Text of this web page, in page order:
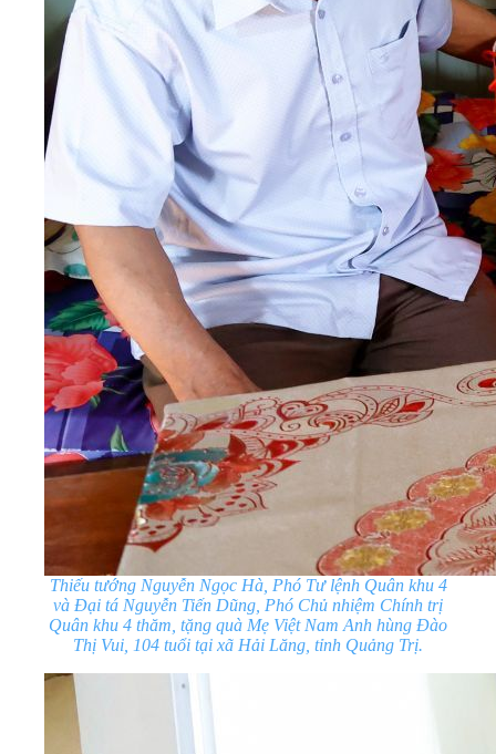
Thiếutướng Nguyễn Ngọc Hà, Phó Tư lệnh Quân khu 4
và Đại tá Nguyễn Tiến Dũng, Phó Chủ nhiệm Chính trị
Quân khu 4 thăm, tặng quà Mẹ Việt Nam Anh hùng Đào
Thị Vui, 104 tuổi tại xã Hải Lăng, tỉnh Quảng Trị.